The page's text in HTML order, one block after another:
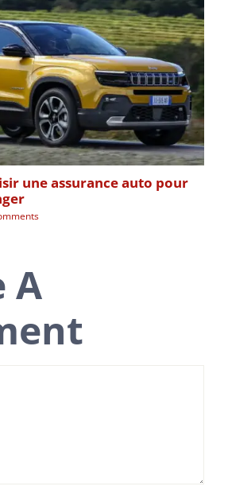
une assurance auto pour
A